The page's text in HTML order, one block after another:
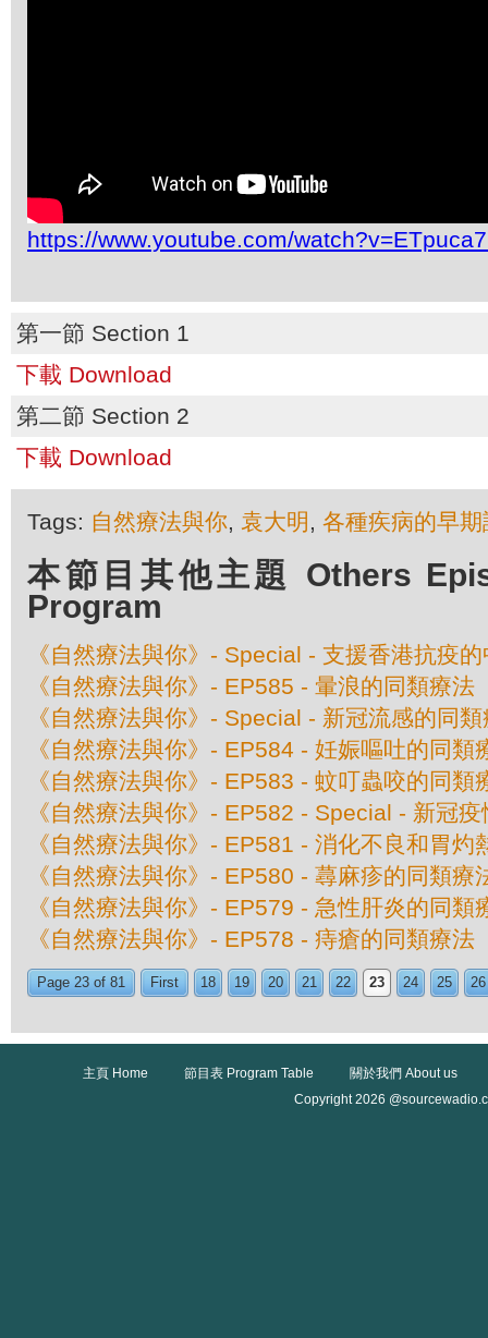
https://www.youtube.com/
第一節 Section 1
下載 Download
第二節 Section 2
下載 Download
Tags: 自然療法與你, 袁大明 , 各種疾病的早期
本節目其他主題 Others
Program
《自然療法與你》- Special - 支援香港抗疫
《自然療法與你》- EP585 - 暈浪的同類療法
《自然療法與你》- Special - 新冠流感的同
《自然療法與你》- EP584 - 妊娠嘔吐的同類
《自然療法與你》- EP583 - 蚊叮蟲咬的同類
《自然療法與你》- EP582 - Special - 新冠
《自然療法與你》- EP581 - 消化不良和胃灼
《自然療法與你》- EP580 - 蕁麻疹的同類療
《自然療法與你》- EP579 - 急性肝炎的同類
《自然療法與你》- EP578 - 痔瘡的同類療法
Page 23 of 81 First 18 19 20 21 22 23 24 25 26
主頁 Home 節目表 Program Table
關於我們 About us
Copyright 2026